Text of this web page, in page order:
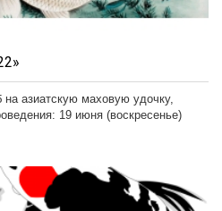
азиатскую маховую удочку,
19 июня (воскресенье)